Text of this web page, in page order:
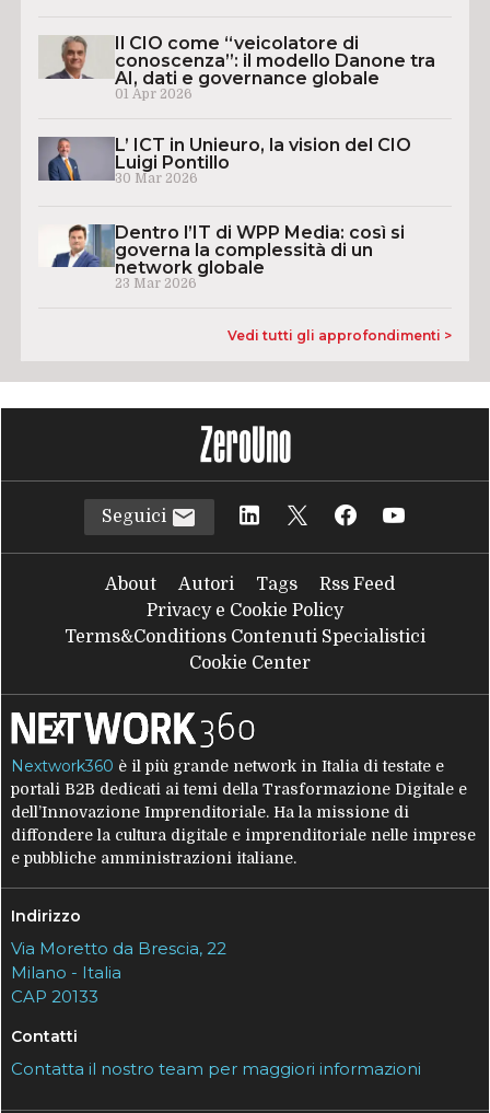
Il CIO come “veicolatore di
conoscenza”: il modello Danone tra
AI, dati e governance globale
01 Apr 2026
L’ ICT in Unieuro, la vision del CIO
Luigi Pontillo
30 Mar 2026
Dentro l’IT di WPP Media: così si
governa la complessità di un
network globale
23 Mar 2026
Vedi tutti gli approfondimenti >
Seguici
About Autori Tags
Rss Feed
Privacy e Cookie Policy
Terms&Conditions Contenuti Specialistici
Cookie Center
Nextwork360 è il più grande network in Italia di testate e
portali B2B dedicati ai temi della Trasformazione Digitale e
dell’Innovazione Imprenditoriale. Ha la missione di
diffondere la cultura digitale e imprenditoriale nelle imprese
e pubbliche amministrazioni italiane.
Indirizzo
Via Moretto da Brescia, 22
Milano - Italia
CAP 20133
Contatti
Contatta il nostro team per maggiori informazioni